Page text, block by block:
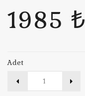
1985 ₺
Adet